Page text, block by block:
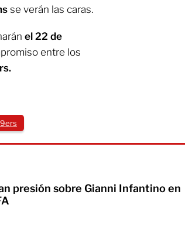
se verán las caras.
el 22 de
entre los
presión sobre Gianni Infantino en